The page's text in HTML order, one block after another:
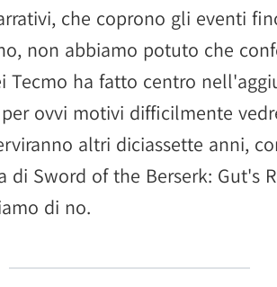
che coprono gli eventi
non abbiamo potuto che
Tecmo ha fatto centro
ovvi motivi difficilmente
altri diciassette anni,
di Sword of the Berserk: Gut's
di no.